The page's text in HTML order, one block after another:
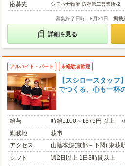
応募先
シモハナ物流 防府第二営業所-2
募集終了日時：8月31日 掲載
詳細を見る
アルバイト・パート 未経験者歓迎
【スシロースタッ
でつくる、心も一杯
給与
時給1100～1375円 以上
勤務地
萩市
アクセス
山陰本線(京都－下関) 東萩
シフト
週2日以上 1日3時間以上